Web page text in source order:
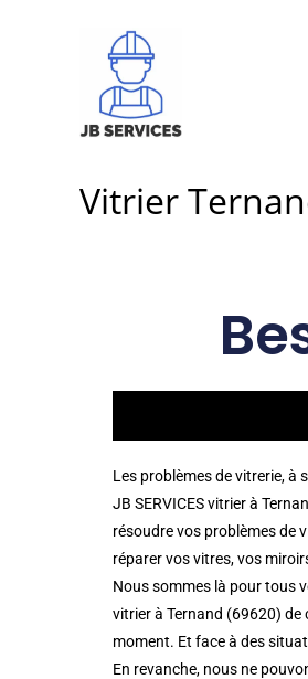
Vitrier
Les problèmes de vitrerie, à
JB SERVICES vitrier à
résoudre vos problèmes de
réparer vos vitres, vos
Nous sommes là pour tous
vitrier à Ternand (69620) de
moment. Et face à des
En revanche, nous ne